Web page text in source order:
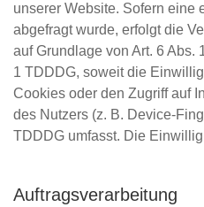
unserer Website. Sofern eine
abgefragt wurde, erfolgt die
auf Grundlage von Art. 6 Abs.
1 TDDDG, soweit die
Cookies oder den Zugriff auf
des Nutzers (z. B. Device-
TDDDG umfasst. Die
Auftragsverarbeitung